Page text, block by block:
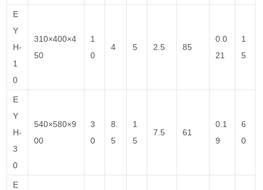
E
Y
H-
1
0
310×400×4
50
1
0
4 5 2.5 85
0.0
21
1
5
E
Y
H-
3
0
540×580×9
00
3
0
8.
5
1
5
7.5 61
0.1
9
6
0
E